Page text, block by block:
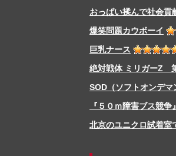
おっぱい揉んで社会貢
爆笑問題カウボーイ
巨乳ナース
絶対戦体 ミリガーZ
SOD（ソフトオンデマ
『５０ｍ障害ブス競
北京のユニクロ試着室